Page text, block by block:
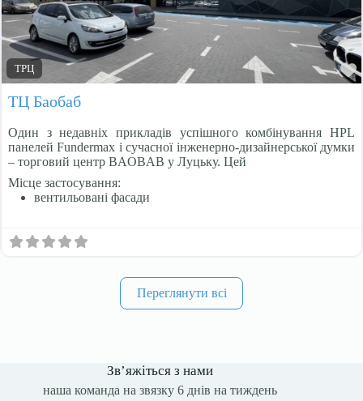
ТРЦ
ТЦ Баобаб
Один з недавніх прикладів успішного комбінування HPL
панелей Fundermax і cучасної інженерно-дизайнерської думки
– торговий центр BAOBAB у Луцьку. Цей
Місце застосування:
вентильовані фасади
Переглянути всі
Зв’яжіться з нами
наша команда на звязку 6 днів на тиждень